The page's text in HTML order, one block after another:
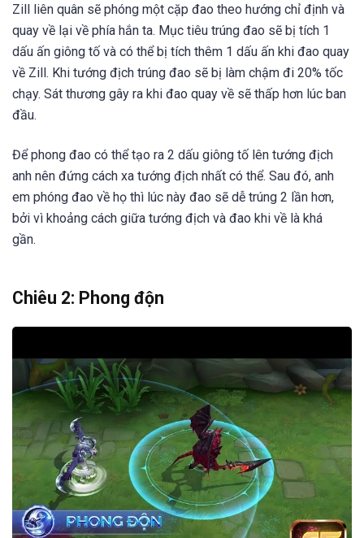
Zill liên quân sẽ phóng một cặp đao theo hướng chỉ định và
quay về lại về phía hắn ta. Mục tiêu trúng đao sẽ bị tích 1
dấu ấn giông tố và có thể bị tích thêm 1 dấu ấn khi đao quay
về Zill. Khi tướng địch trúng đao sẽ bị làm chậm đi 20% tốc
chạy. Sát thương gây ra khi đao quay về sẽ thấp hơn lúc ban
đầu.
Để phong đao có thể tạo ra 2 dấu giông tố lên tướng địch
anh nên đứng cách xa tướng địch nhất có thể. Sau đó, anh
em phóng đao về họ thì lúc này đao sẽ dễ trúng 2 lần hơn,
bởi vì khoảng cách giữa tướng địch và đao khi về là khá
gần.
Chiêu 2: Phong độn